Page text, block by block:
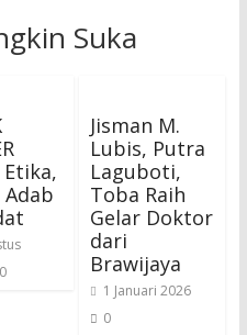
Suka
0
Jisman M.
Lubis, Putra
Laguboti,
Toba Raih
Gelar Doktor
dari
Brawijaya
1 Januari 2026
0